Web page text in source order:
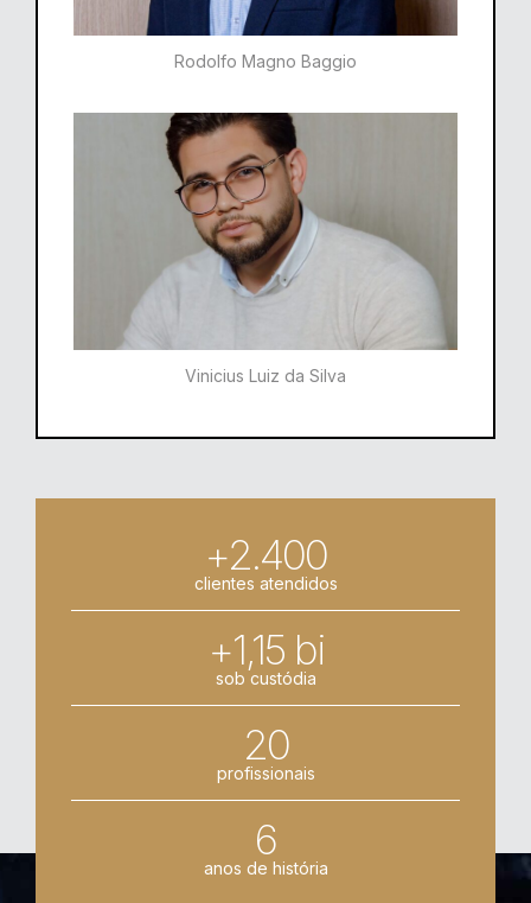
Rodolfo Magno Baggio​​
Vinicius Luiz da Silva
+2.400
clientes atendidos
+1,15 bi
sob custódia
20
profissionais
6
anos de história